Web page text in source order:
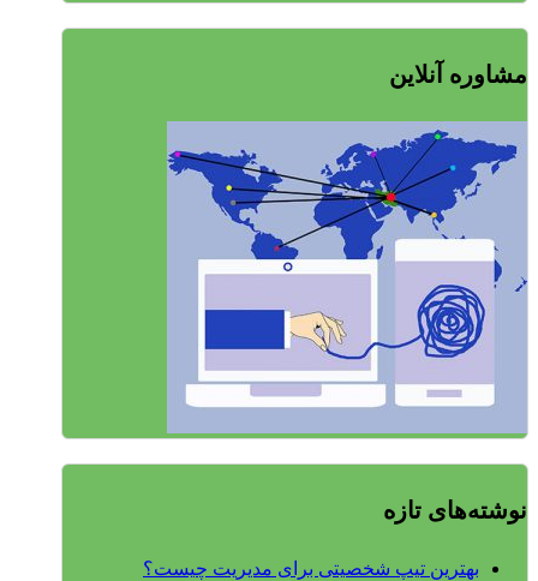
مشاوره آنلاین
نوشته‌های تازه
بهترین تیپ شخصیتی برای مدیریت چیست؟